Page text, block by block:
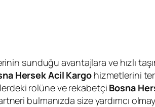
sunduğu avantajlara ve hızlı
Hersek Acil Kargohizmetlerini
rolüne ve rekabetçi Bosna
bulmanızda size yardımcı